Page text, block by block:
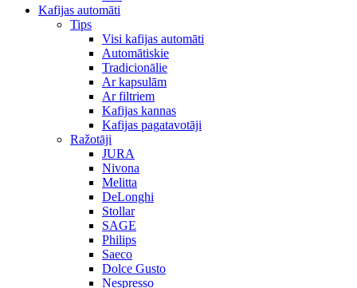
Kafijas automāti
Tips
Visi kafijas automāti
Automātiskie
Tradicionālie
Ar kapsulām
Ar filtriem
Kafijas kannas
Kafijas pagatavotāji
Ražotāji
JURA
Nivona
Melitta
DeLonghi
Stollar
SAGE
Philips
Saeco
Dolce Gusto
Nespresso